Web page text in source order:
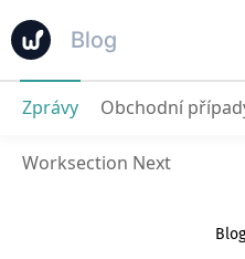
Blog
Zprávy Obchodní
Worksection Next
Blog